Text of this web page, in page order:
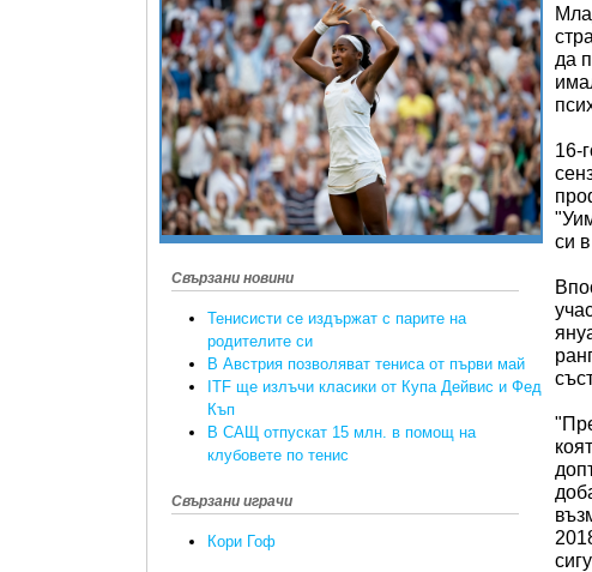
Свързани новини
Тенисисти се издържат с парите на
родителите си
В Австрия позволяват тениса от първи май
ITF ще излъчи класики от Купа Дейвис и Фед
Къп
В САЩ отпускат 15 млн. в помощ на
клубовете по тенис
Свързани играчи
Кори Гоф
да
16-
си